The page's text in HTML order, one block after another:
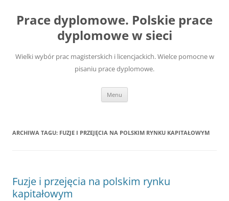
treści
Prace dyplomowe. Polskie prace
dyplomowe w sieci
Wielki wybór prac magisterskich i licencjackich. Wielce pomocne w
pisaniu prace dyplomowe.
Menu
ARCHIWA TAGU: FUZJE I PRZEJĘCIA NA POLSKIM RYNKU KAPITAŁOWYM
Fuzje i przejęcia na polskim rynku
kapitałowym